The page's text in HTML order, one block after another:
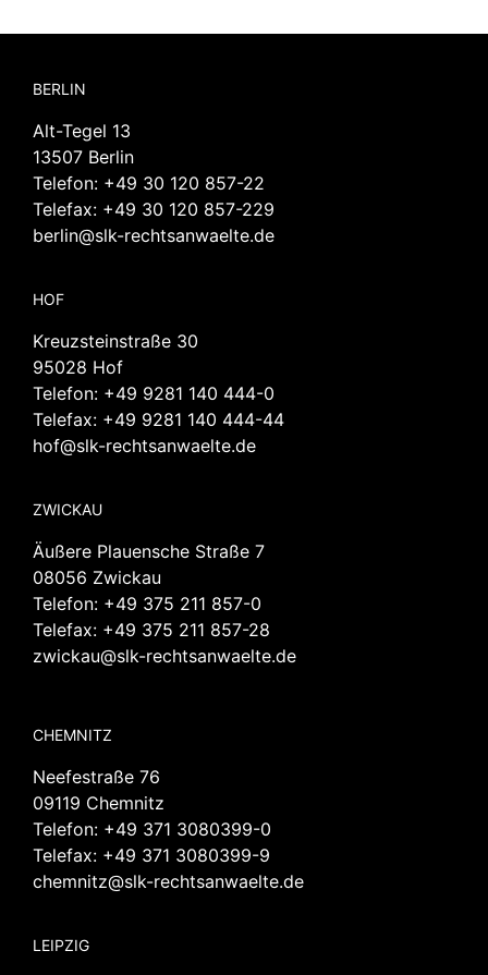
BERLIN
Alt-Tegel 13
13507 Berlin
Telefon: +49 30 120 857-22
Telefax: +49 30 120 857-229
berlin@slk-rechtsanwaelte.de
HOF
Kreuzsteinstraße 30
95028 Hof
Telefon: +49 9281 140 444-0
Telefax: +49 9281 140 444-44
hof@slk-rechtsanwaelte.de
ZWICKAU
Äußere Plauensche Straße 7
08056 Zwickau
Telefon: +49 375 211 857-0
Telefax: +49 375 211 857-28
zwickau@slk-rechtsanwaelte.de
CHEMNITZ
Neefestraße 76
09119 Chemnitz
Telefon: +49 371 3080399-0
Telefax: +49 371 3080399-9
chemnitz@slk-rechtsanwaelte.de
LEIPZIG